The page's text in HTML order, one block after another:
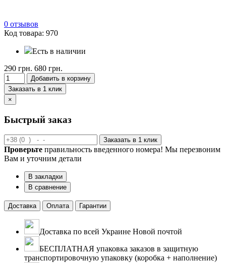
0 отзывов
Код товара: 970
Есть в наличии
290 грн. 680 грн.
Добавить в корзину
Заказать в 1 клик
×
Быстрый заказ
Заказать в 1 клик
Проверьте правильность введенного номера! Мы перезвоним
Вам и уточним детали
В закладки
В сравнение
Доставка Оплата Гарантии
Доставка по всей Украине Новой почтой
БЕСПЛАТНАЯ упаковка заказов в защитную
транспортировочную упаковку (коробка + наполнение)